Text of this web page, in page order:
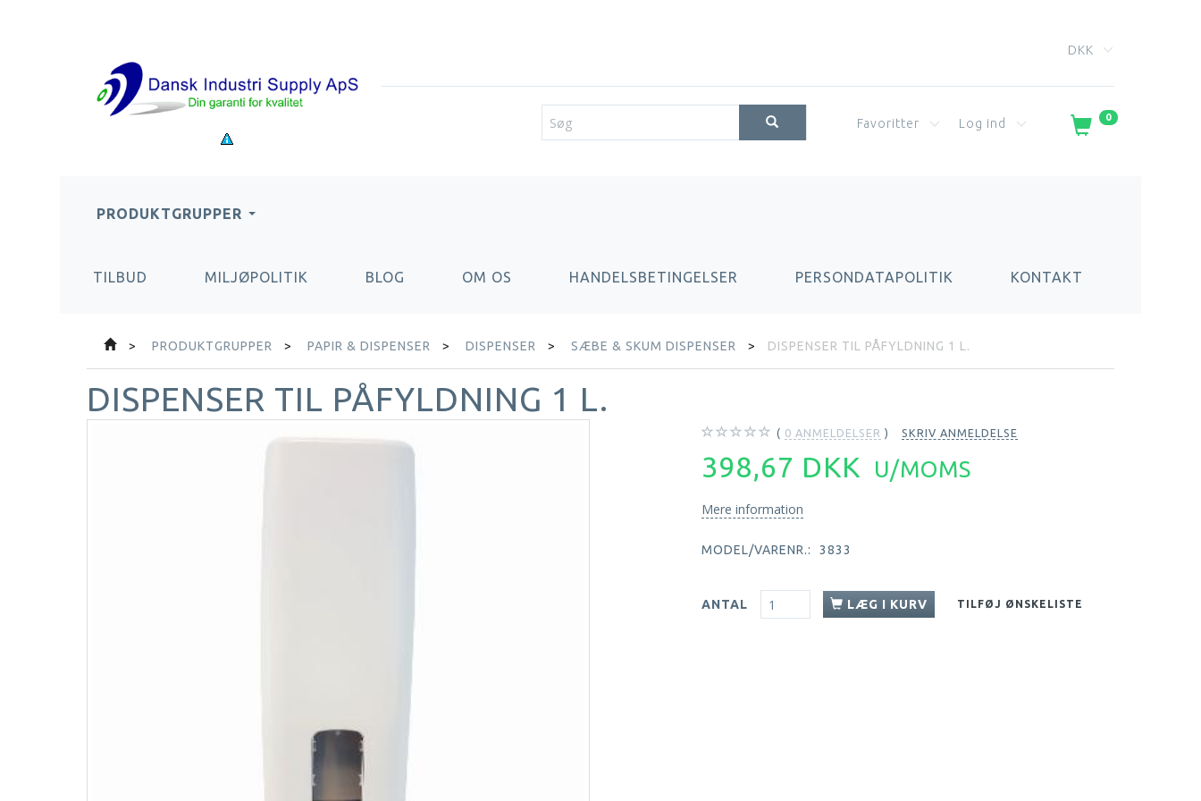
DKK
0
Favoritter Log ind
PRODUKTGRUPPER
TILBUD MILJØPOLITIK BLOG OM OS HANDELSBETINGELSER PERSONDATAPOLITIK KONTAKT
PRODUKTGRUPPER PAPIR & DISPENSER DISPENSER SÆBE & SKUM DISPENSER DISPENSER TIL PÅFYLDNING 1 L.
DISPENSER TIL PÅFYLDNING 1 L.
0 ANMELDELSER SKRIV ANMELDELSE
398,67 DKK U/MOMS
Mere information
MODEL/VARENR.: 3833
ANTAL LÆG I KURV TILFØJ ØNSKELISTE